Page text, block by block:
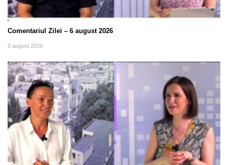
Comentariul Zilei – 6 august 2026
6 august 2026